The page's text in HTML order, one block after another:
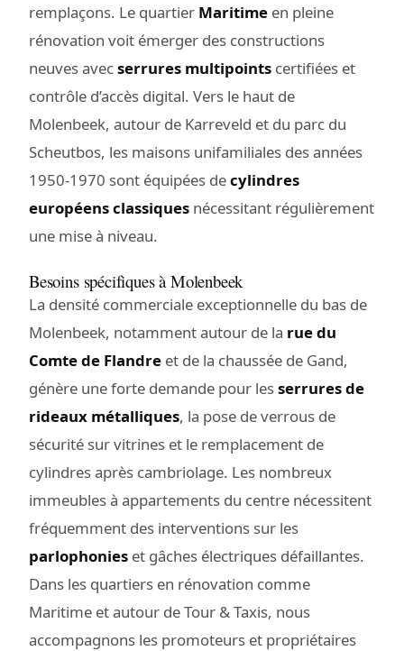
remplaçons. Le quartier Maritime en pleine
rénovation voit émerger des constructions
neuves avecserrures multipoints certifiées et
contrôle d’accès digital. Vers le haut de
Molenbeek, autour de Karreveld et du parc du
Scheutbos, les maisons unifamiliales des années
1950-1970 sont équipées decylindres
européens classiques nécessitant régulièrement
une mise à niveau.
Besoins spécifiques à Molenbeek
La densité commerciale exceptionnelle du bas de
Molenbeek, notamment autour de la rue du
Comte de Flandre et de la chaussée de Gand,
génère une forte demande pour lesserrures de
rideaux métalliques, la pose de verrous de
sécurité sur vitrines et le remplacement de
cylindres après cambriolage. Les nombreux
immeubles à appartements du centre nécessitent
fréquemment des interventions sur les
parlophonies et gâches électriques défaillantes.
Dans les quartiers en rénovation comme
Maritime et autour de Tour & Taxis, nous
accompagnons les promoteurs et propriétaires